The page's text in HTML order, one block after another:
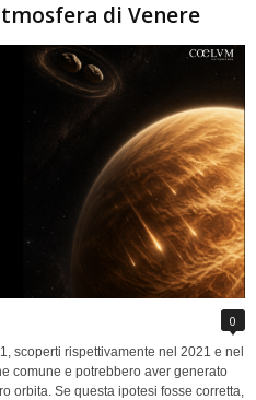
di Venere
0
scoperti rispettivamente nel 2021 e nel
comune e potrebbero aver generato
orbita. Se questa ipotesi fosse corretta,